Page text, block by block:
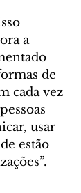
a
de
cada vez
usar
estão